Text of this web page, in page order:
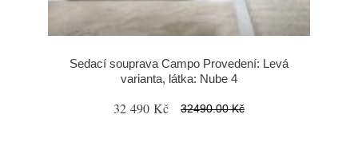
Sedací souprava Campo Provedení: Levá
varianta, látka: Nube 4
32 490 Kč 32490.00 Kč